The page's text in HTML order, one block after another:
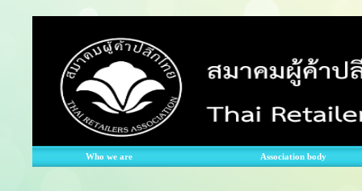
Who we are Association body